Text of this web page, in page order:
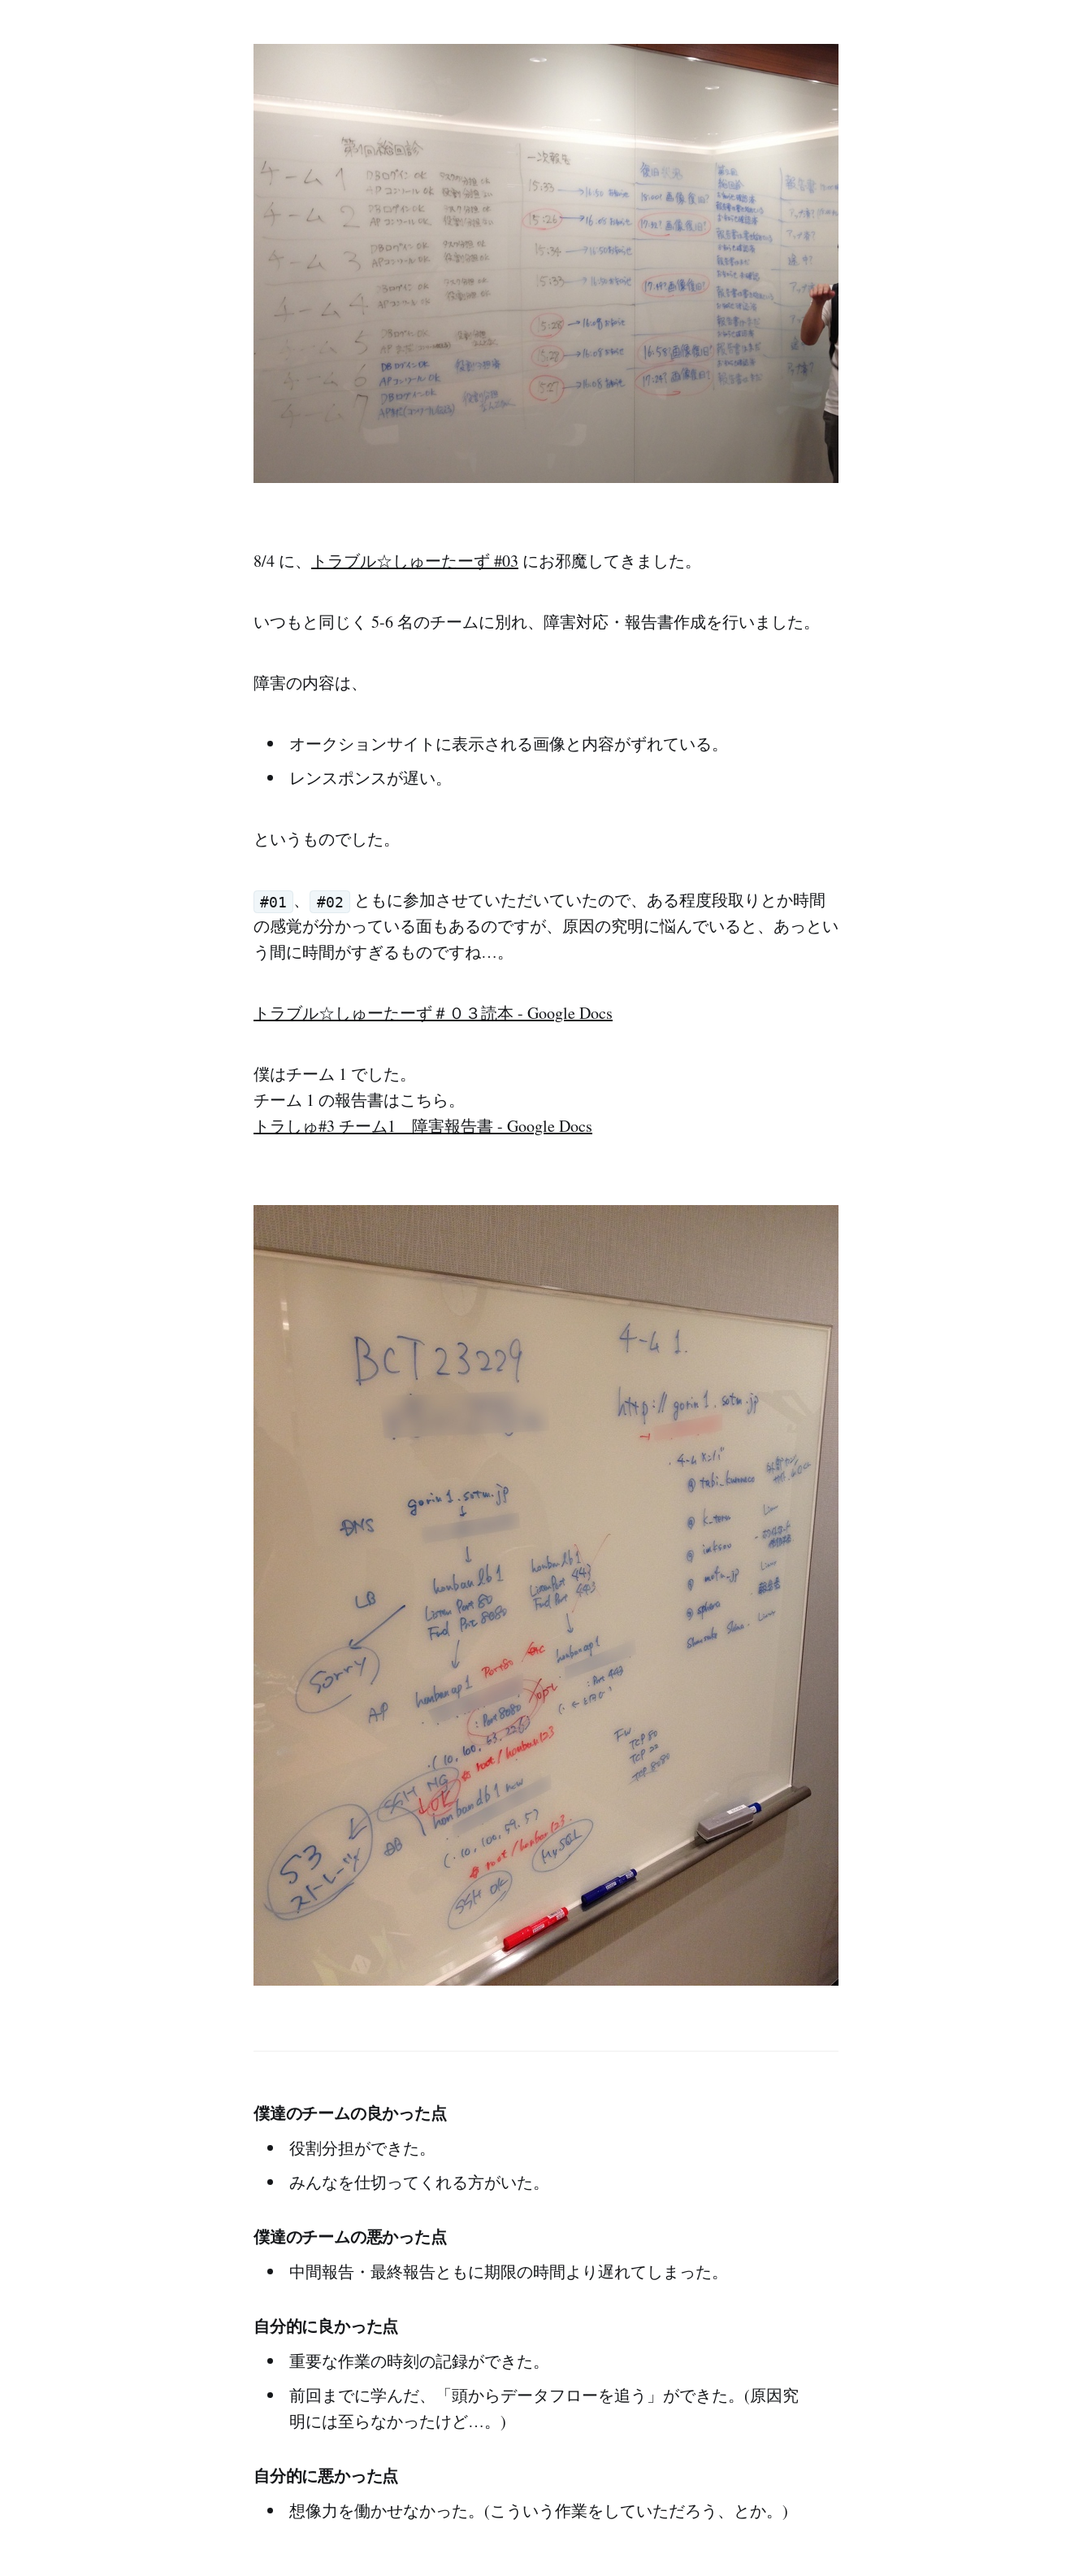
8/4 に、 トラブル☆しゅーたーず #03 にお邪魔してきました。
いつもと同じく 5-6 名のチームに別れ、障害対応・報告書作成を行いました。
障害の内容は、
オークションサイトに表示される画像と内容がずれている。
レンスポンスが遅い。
というものでした。
#01 、 #02
ともに参加させていただいていたので、ある程度段取りとか時間
の感覚が分かっている面もあるのですが、原因の究明に悩んでいると、あっとい
う間に時間がすぎるものですね…。
トラブル☆しゅーたーず＃０３読本 - Google Docs
僕はチーム 1 でした。
チーム 1 の報告書はこちら。
トラしゅ#3 チーム1 障害報告書 - Google Docs
僕達のチームの良かった点
役割分担ができた。
みんなを仕切ってくれる方がいた。
僕達のチームの悪かった点
中間報告・最終報告ともに期限の時間より遅れてしまった。
自分的に良かった点
重要な作業の時刻の記録ができた。
前回までに学んだ、「頭からデータフローを追う」ができた。(原因究
明には至らなかったけど…。)
自分的に悪かった点
想像力を働かせなかった。(こういう作業をしていただろう、とか。)